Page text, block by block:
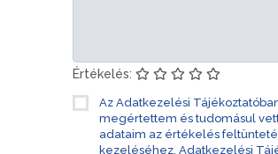
Értékelés:
Az Adatkezelési
megértettem és tudomásul
adataim az értékelés
kezeléséhez. Adatkezelési